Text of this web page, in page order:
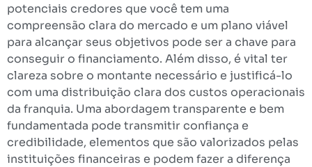
potenciais credores que você tem uma
compreensão clara do mercado e um plano viável
para alcançar seus objetivos pode ser a chave para
conseguir o financiamento. Além disso, é vital ter
clareza sobre o montante necessário e justificá-lo
com uma distribuição clara dos custos operacionais
da franquia. Uma abordagem transparente e bem
fundamentada pode transmitir confiança e
credibilidade, elementos que são valorizados pelas
instituições financeiras e podem fazer a diferença